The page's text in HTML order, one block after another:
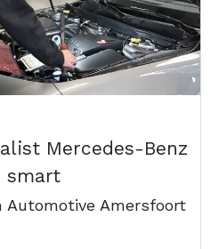
Mercedes-Benz
smart
Automotive Amersfoort